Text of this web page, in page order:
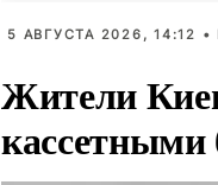
5 АВГУСТА 2026, 14:12 •
Жители